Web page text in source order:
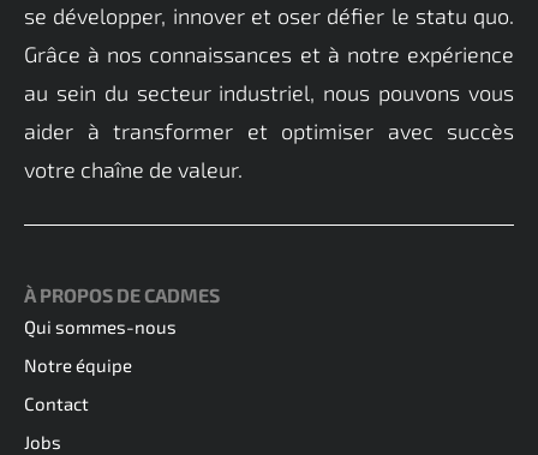
se développer, innover et oser défier le statu quo.
Grâce à nos connaissances et à notre expérience
au sein du secteur industriel, nous pouvons vous
aider à transformer et optimiser avec succès
votre chaîne de valeur.
À PROPOS DE CADMES
Qui sommes-nous
Notre équipe
Contact
Jobs